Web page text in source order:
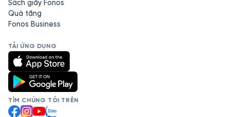
Sách giấy Fonos
Quà tặng
Fonos Business
TẢI ỨNG DỤNG
TÌM CHÚNG TÔI TRÊN